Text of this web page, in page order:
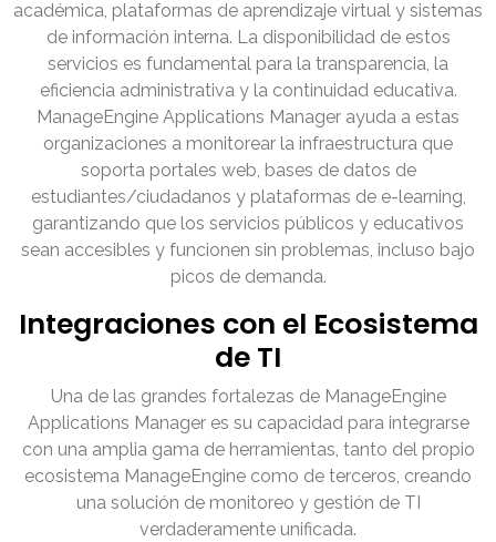
académica, plataformas de aprendizaje virtual y sistemas
de información interna. La disponibilidad de estos
servicios es fundamental para la transparencia, la
eficiencia administrativa y la continuidad educativa.
ManageEngine Applications Manager ayuda a estas
organizaciones a monitorear la infraestructura que
soporta portales web, bases de datos de
estudiantes/ciudadanos y plataformas de e-learning,
garantizando que los servicios públicos y educativos
sean accesibles y funcionen sin problemas, incluso bajo
picos de demanda.
Integraciones con el Ecosistema
de TI
Una de las grandes fortalezas de ManageEngine
Applications Manager es su capacidad para integrarse
con una amplia gama de herramientas, tanto del propio
ecosistema ManageEngine como de terceros, creando
una solución de monitoreo y gestión de TI
verdaderamente unificada.